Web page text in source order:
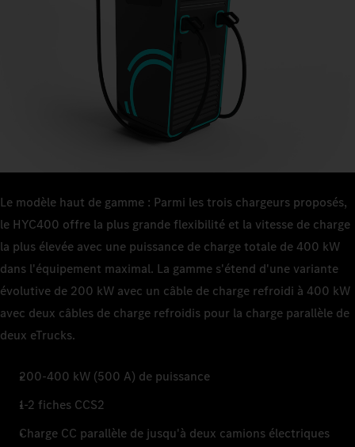
Le modèle haut de gamme : Parmi les trois chargeurs proposés,
le HYC400 offre la plus grande flexibilité et la vitesse de charge
la plus élevée avec une puissance de charge totale de 400 kW
dans l'équipement maximal. La gamme s'étend d'une variante
évolutive de 200 kW avec un câble de charge refroidi à 400 kW
avec deux câbles de charge refroidis pour la charge parallèle de
deux eTrucks.
200-400 kW (500 A) de puissance
1-2 fiches CCS2
Charge CC parallèle de jusqu'à deux camions électriques